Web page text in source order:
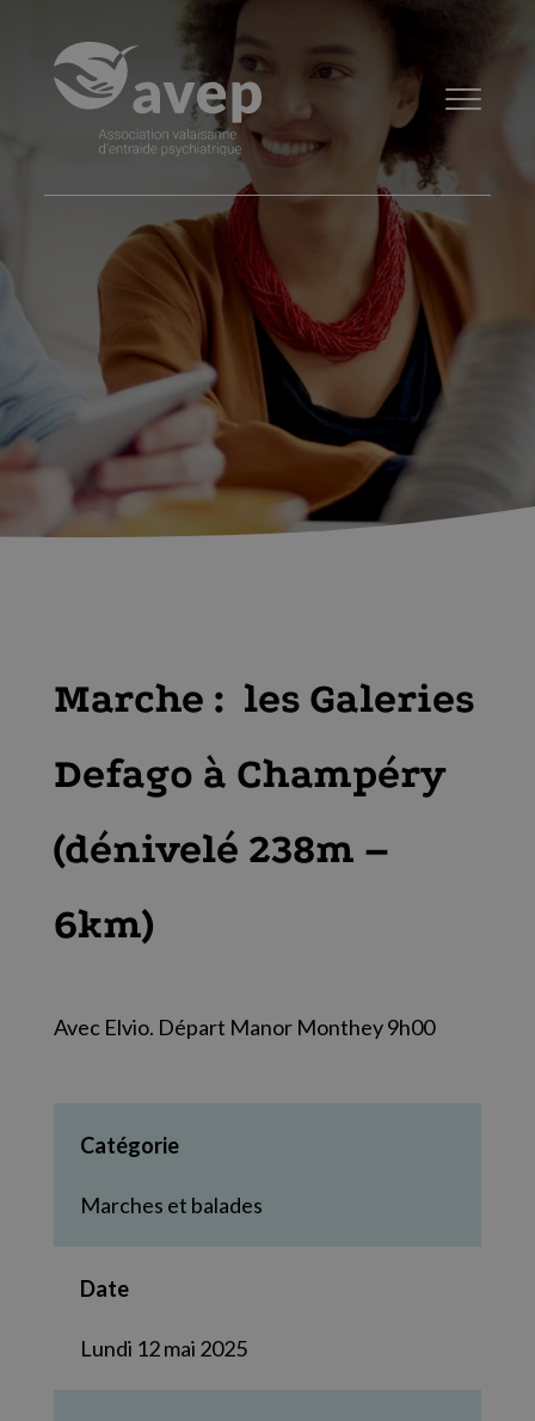
Marche : les Galeries
Defago à Champéry
(dénivelé 238m –
6km)
Avec Elvio. Départ Manor Monthey 9h00
Catégorie
Marches et balades
Date
Lundi 12 mai 2025